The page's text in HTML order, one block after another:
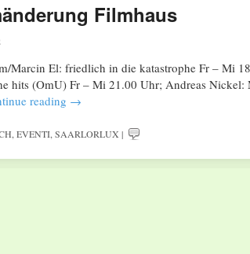
Filmhaus
Marcin El: friedlich in die katastrophe Fr – Mi
hits (OmU) Fr – Mi 21.00 Uhr; Andreas
reading →
,EVENTI,SAARLORLUX |